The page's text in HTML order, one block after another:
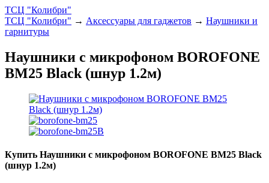
ТСЦ "Колибри"
ТСЦ "Колибри" → Аксессуары для гаджетов → Наушники и
гарнитуры
Наушники с микрофоном BOROFONE
BM25 Black (шнур 1.2м)
Купить Наушники с микрофоном BOROFONE BM25 Black
(шнур 1.2м)